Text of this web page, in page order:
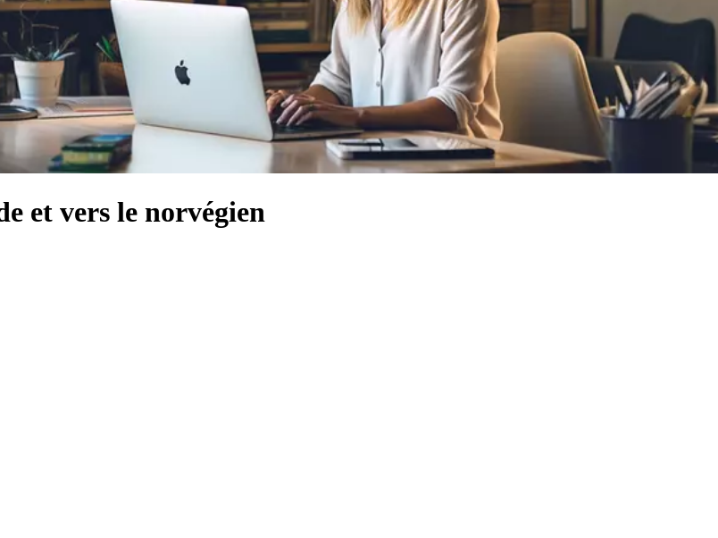
et vers le norvégien